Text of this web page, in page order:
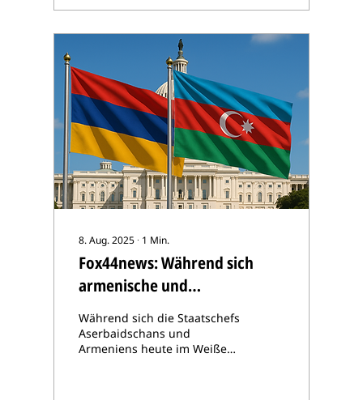
8. Aug. 2025∙ 1 Min.
Fox44news: Während sich
armenische und
aserbaidschanische
Staatschefs in Washington
treffen, fordert CSI die
Während sich die Staatschefs
Aserbaidschans und
Armeniens heute im Weißen